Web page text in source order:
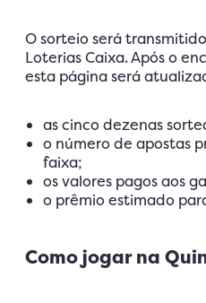
O sorteio será
Loterias Caixa. Após o
esta página será
as cinco dezenas
o número de apostas
faixa;
os valores pagos aos
o prêmio estimado
Como jogar na